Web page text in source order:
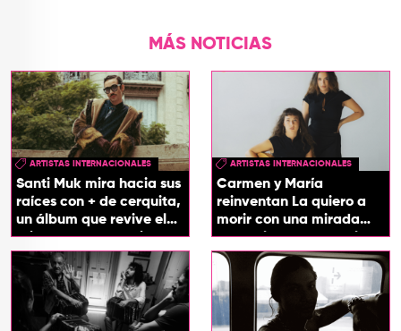
MÁS NOTICIAS
ARTISTAS INTERNACIONALES
Santi Muk mira hacia sus
raíces con + de cerquita,
un álbum que revive el
origen de sus canciones
ARTISTAS INTERNACIONALES
Carmen y María
reinventan La quiero a
morir con una mirada
entre el flamenco y el
soul